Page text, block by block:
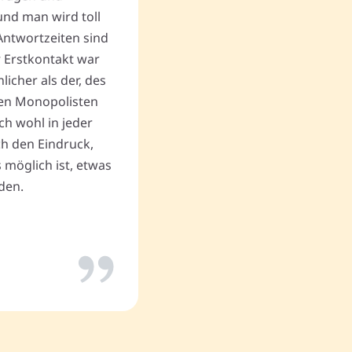
man wird toll
sind
Erstkontakt war
als der, des
Monopolisten
wohl in jeder
den Eindruck,
möglich ist, etwas